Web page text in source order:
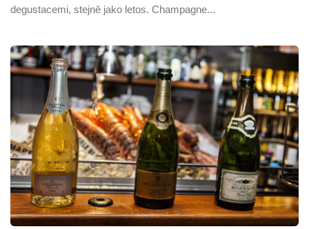
degustacemi, stejně jako letos. Champagne...